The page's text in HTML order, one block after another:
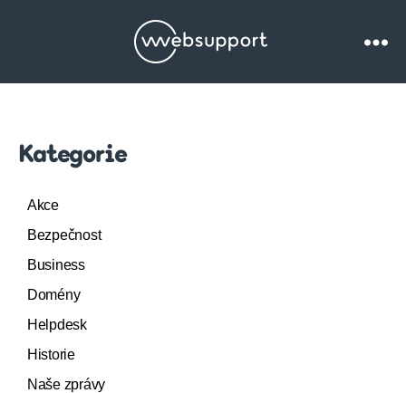
Websupport.cz
Kategorie
Akce
Bezpečnost
Business
Domény
Helpdesk
Historie
Naše zprávy